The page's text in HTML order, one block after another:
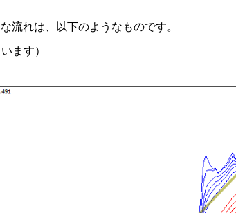
流れは、以下のようなものです。
ます）